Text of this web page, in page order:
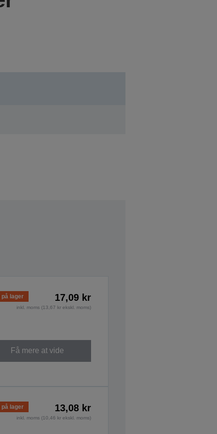
på lager 17,09 kr
inkl. moms (13,67 kr ekskl. moms)
Få mere at vide
på lager 13,08 kr
inkl. moms (10,46 kr ekskl. moms)